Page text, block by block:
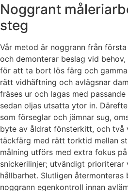
Noggrant
steg
Vår metod är noggrann från
och demonterar beslag vid
för att ta bort lös färg och
rätt vidhäftning och avlägsnar
fräses ur och lagas med
sedan oljas utsatta ytor in.
som förseglar och jämnar sug,
byte av åldrat fönsterkitt, och två
täckfärg med rätt torktid mellan
målning utförs med extra fokus
snickerilinjer; utvändigt prioriterar
hållbarhet. Slutligen återmonteras
noggrann egenkontroll innan